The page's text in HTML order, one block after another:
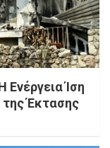
Ενέργεια Ίση
της Έκτασης